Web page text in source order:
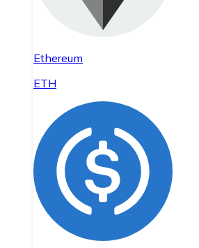
Ethereum
ETH